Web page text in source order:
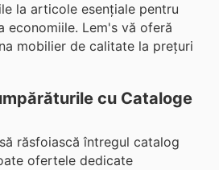
la articole esențiale pentru
economiile. Lem's vă oferă
mobilier de calitate la prețuri
cu Cataloge
răsfoiască întregul catalog
ofertele dedicate